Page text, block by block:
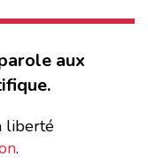
aux
liberté
.